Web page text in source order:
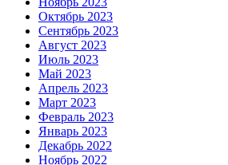
Октябрь 2023
Сентябрь 2023
Август 2023
Июль 2023
Май 2023
Апрель 2023
Март 2023
Февраль 2023
Январь 2023
Декабрь 2022
Ноябрь 2022